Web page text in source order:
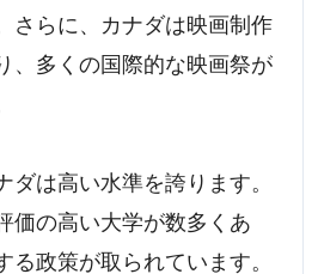
さらに、カナダは映画制作
、多くの国際的な映画祭が
ダは高い水準を誇ります。
価の高い大学が数多くあ
る政策が取られています。